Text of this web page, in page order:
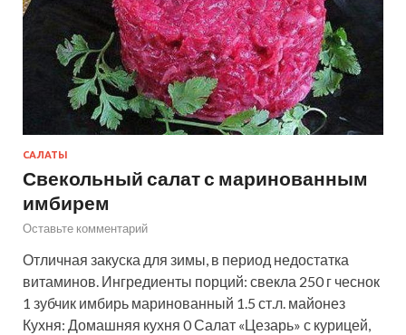
САЛАТЫ
Свекольный салат с маринованным
имбирем
Оставьте комментарий
Отличная закуска для зимы, в период недостатка
витаминов. Ингредиенты порций: свекла 250 г чеснок
1 зубчик имбирь маринованный 1.5 ст.л. майонез
Кухня: Домашняя кухня 0 Салат «Цезарь» с курицей,